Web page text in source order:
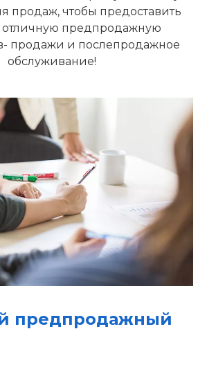
продаж, чтобы предоставить
отличную предпродажную
продажи и послепродажное
обслуживание!
предпродажный